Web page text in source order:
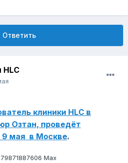
Ответить
HLC
клиники HLC в
Озтан, проведёт
9 мая в Москве.
Max